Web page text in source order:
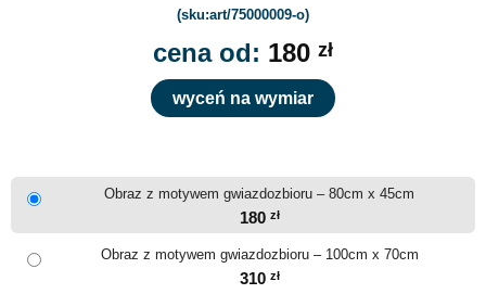
(sku:art/75000009-o)
cena od: 180 zł
wyceń na wymiar
Obraz z motywem gwiazdozbioru – 80cm x 45cm
180 zł
Obraz z motywem gwiazdozbioru – 100cm x 70cm
310 zł